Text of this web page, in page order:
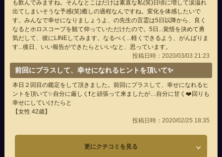
も飲んでみますね。そんなとこはだけは素直な私(笑)日頃に増して涙溢れ
出てしまいそうな予感(笑)癒しの過程なんですね。変化を体感したいで
す。みんなで幸せになりましょうよ、の先生の言霊は5日以降から、良く
なるとホロスコープを観て仰っていただけたので。5日...覚悟を決めて勇
気だして、彼にLINEしてみます。なるべく...軽くできるよう、がんばりま
す...後日、いい報告ができたらといいなと、思っています。
投稿日時：2020/03/03 21:23
前回にプラスして、幸せになれるヒントを頂いて✨
本日２回目の鑑定をして頂きました。前回にプラスして、幸せになれるヒ
ントを頂いて✨自分に厳しく❗️と頑張って来ましたが…自分に甘く❤️回りも
幸せにしていけたらと
【女性 42歳】
投稿日時：2020/02/25 18:35
更にクチコミを見る